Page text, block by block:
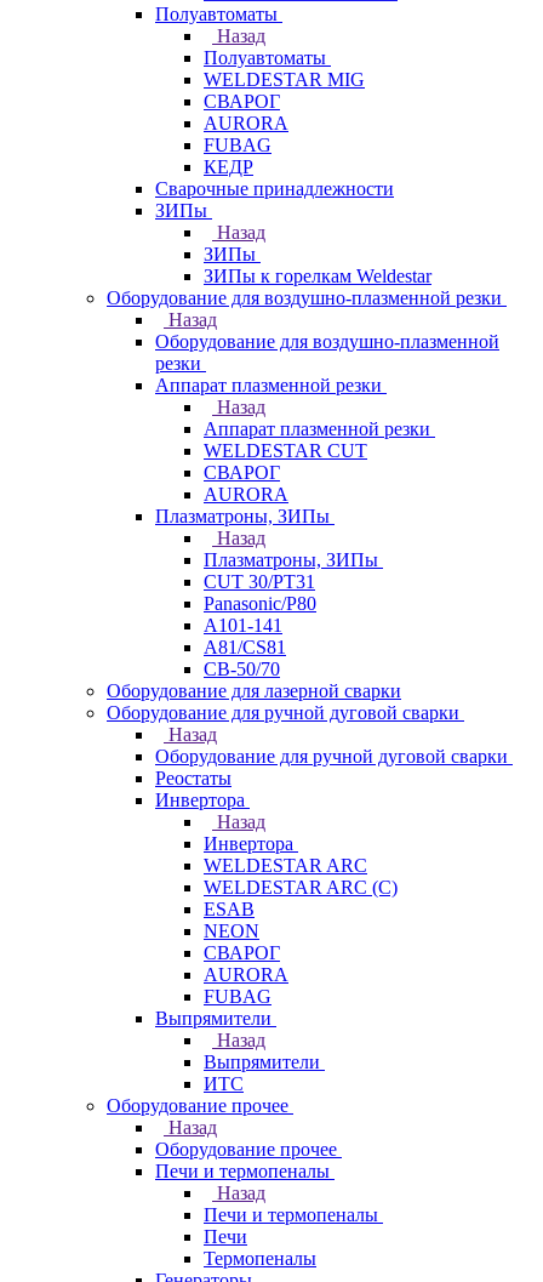
Полуавтоматы
Назад
Полуавтоматы
WELDESTAR MIG
СВАРОГ
AURORA
FUBAG
КЕДР
Сварочные принадлежности
ЗИПы
Назад
ЗИПы
ЗИПы к горелкам Weldestar
Оборудование для воздушно-плазменной резки
Назад
Оборудование для воздушно-плазменной
резки
Аппарат плазменной резки
Назад
Аппарат плазменной резки
WELDESTAR CUT
СВАРОГ
AURORA
Плазматроны, ЗИПы
Назад
Плазматроны, ЗИПы
CUT 30/PT31
Panasonic/P80
А101-141
А81/CS81
СВ-50/70
Оборудование для лазерной сварки
Оборудование для ручной дуговой сварки
Назад
Оборудование для ручной дуговой сварки
Реостаты
Инвертора
Назад
Инвертора
WELDESTAR ARC
WELDESTAR ARC (С)
ESAB
NEON
СВАРОГ
AURORA
FUBAG
Выпрямители
Назад
Выпрямители
ИТС
Оборудование прочее
Назад
Оборудование прочее
Печи и термопеналы
Назад
Печи и термопеналы
Печи
Термопеналы